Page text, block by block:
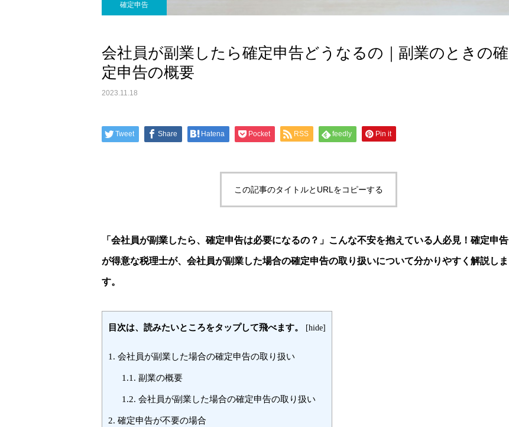
確定申告
会社員が副業したら確定申告どうなるの｜副業のときの確
定申告の概要
2023.11.18
Tweet Share Hatena Pocket RSS feedly Pin it
この記事のタイトルとURLをコピーする
「会社員が副業したら、確定申告は必要になるの？」こんな不安を抱えている人必見！確定申告
が得意な税理士が、会社員が副業した場合の確定申告の取り扱いについて分かりやすく解説しま
す。
目次は、読みたいところをタップして飛べます。 [hide]
1. 会社員が副業した場合の確定申告の取り扱い
1.1. 副業の概要
1.2. 会社員が副業した場合の確定申告の取り扱い
2. 確定申告が不要の場合